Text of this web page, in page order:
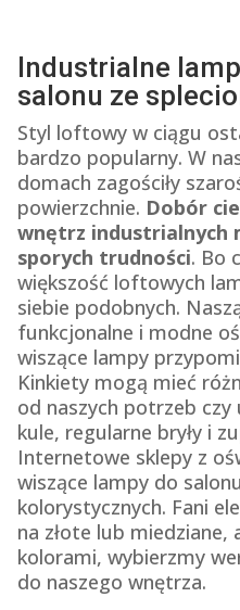
Industrialne
salonu ze
Styl loftowy w ciągu
bardzo popularny. W
domach zagościły
powierzchnie. Dobór
wnętrz industrialnych
sporych trudności. Bo
większość loftowych
siebie podobnych.
funkcjonalne i modne
wiszące lampy
Kinkiety mogą mieć
od naszych potrzeb
kule, regularne bryły i
Internetowe sklepy z
wiszące lampy do
kolorystycznych. Fani
na złote lub miedziane,
kolorami, wybierzmy
do naszego wnętrza.